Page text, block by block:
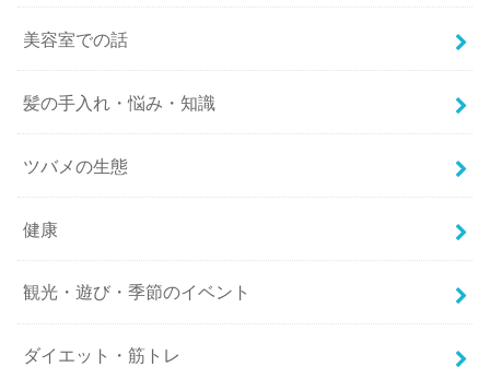
美容室での話
髪の手入れ・悩み・知識
ツバメの生態
健康
観光・遊び・季節のイベント
ダイエット・筋トレ